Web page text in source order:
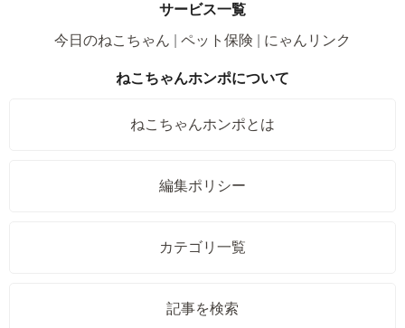
サービス一覧
今日のねこちゃん
ペット保険 にゃんリンク
ねこちゃんホンポについて
ねこちゃんホンポとは
編集ポリシー
カテゴリ一覧
記事を検索